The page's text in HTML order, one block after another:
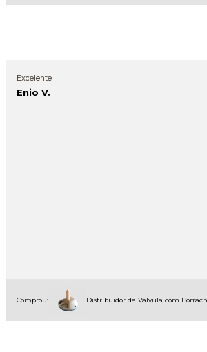
Excelente
Enio V.
Comprou: Distribuidor da Válvula com